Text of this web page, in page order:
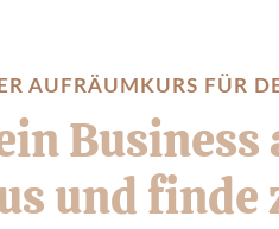
AUFRÄUMKURS FÜR
und finde